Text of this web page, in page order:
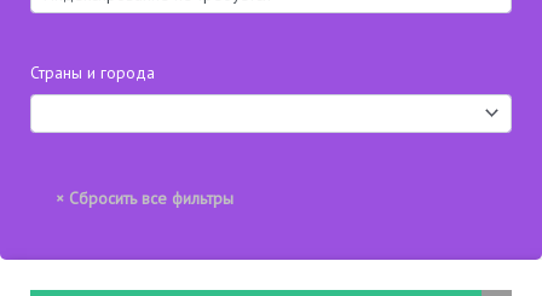
Страны и города